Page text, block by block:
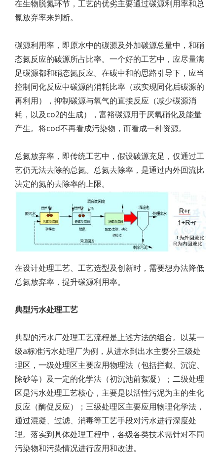
在生物脱氮环节，工艺的优劣主要通过碳源利用率和总
氮放弃率来判断。
碳源利用率，即原水中的碳源及外加碳源总量中，和硝
态氮反应的碳源所占比率。一个好的工艺中，应尽量满
足碳源都和硝态氮反应。在碳中和的思路引导下，应当
控制同化反应中碳源的消耗比率（或实现同化后碳源的
再利用），抑制碳源与氧气的直接反应（减少碳源消
耗，以及co2的生成），富裕碳源用于厌氧硝化及能量
产生。将cod不再看成污染物，而看成一种资源。
总氮放弃率，即传统工艺中，假设碳源充足，仅通过工
艺仍无法去除的总氮。总氮去除率，是通过内外回流比
决定的氮的去除率的上限。
在设计处理工艺、工艺选型及创新时，需要想办法降低
总氮放弃率，提升碳源利用率。
典型污水处理工艺
典型的污水厂处理工艺流程是上述方法的组合。以某一
级a标准污水处理厂为例，从进水到出水主要分三级处
理区，一级处理区主要应用物理法（包括拦截、沉淀、
除砂等）及一定的化学法（初沉池前絮凝）；二级处理
区是污水处理工艺核心，主要是以活性污泥为主的生化
反应（酶促反应）；三级处理区主要应用物理化学法，
通过混凝、过滤、消毒等工艺手段对污水进行深度处
理。落实到具体处理工程中，各级各类技术需针对不同
污染物和污染情况进行应用和改进。